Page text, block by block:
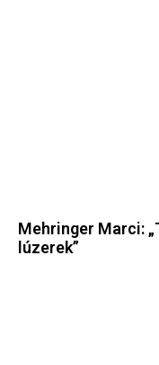
Mehringer Marci:
lúzerek”